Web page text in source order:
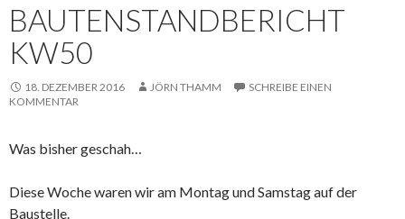
BAUTENSTANDBERICHT
KW50
18. DEZEMBER 2016 JÖRN THAMM
SCHREIBE EINEN
KOMMENTAR
Was bisher geschah…
Diese Woche waren wir am Montag und Samstag auf der
Baustelle.